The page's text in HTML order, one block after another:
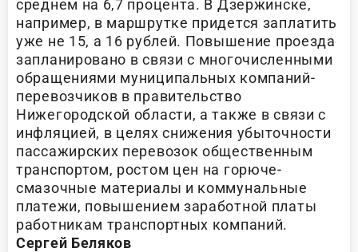
среднем на 6,7 процента. В Дзержинске,
например, в маршрутке придется заплатить
уже не 15, а 16 рублей. Повышение проезда
запланировано в связи с многочисленными
обращениями муниципальных компаний-
перевозчиков в правительство
Нижегородской области, а также в связи с
инфляцией, в целях снижения убыточности
пассажирских перевозок общественным
транспортом, ростом цен на горюче-
смазочные материалы и коммунальные
платежи, повышением заработной платы
работникам транспортных компаний.
Сергей Беляков